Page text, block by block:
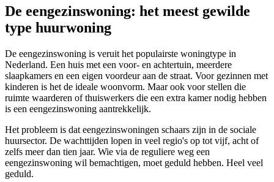
De eengezinswoning: het meest gewilde
type huurwoning
De eengezinswoning is veruit het populairste woningtype in
Nederland. Een huis met een voor- en achtertuin, meerdere
slaapkamers en een eigen voordeur aan de straat. Voor gezinnen met
kinderen is het de ideale woonvorm. Maar ook voor stellen die
ruimte waarderen of thuiswerkers die een extra kamer nodig hebben
is een eengezinswoning aantrekkelijk.
Het probleem is dat eengezinswoningen schaars zijn in de sociale
huursector. De wachttijden lopen in veel regio's op tot vijf, acht of
zelfs meer dan tien jaar. Wie via de reguliere weg een
eengezinswoning wil bemachtigen, moet geduld hebben. Heel veel
geduld.